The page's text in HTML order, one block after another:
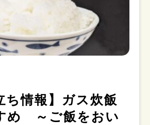
ち情報】ガス炊飯
め ～ご飯をおい